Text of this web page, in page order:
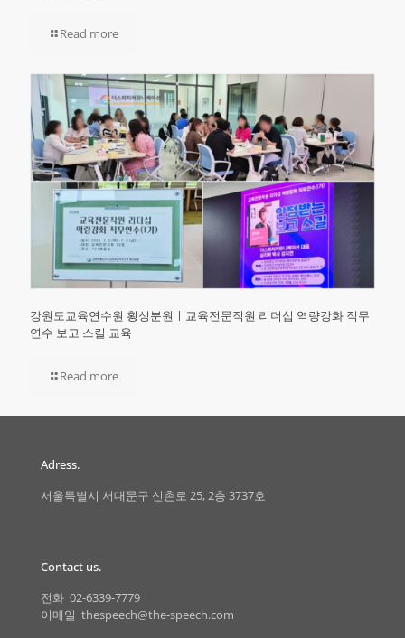
Read more
강원도교육연수원 횡성분원ㅣ교육전문직원 리더십 역량강화 직무
연수 보고 스킬 교육
Read more
Adress.
서울특별시 서대문구 신촌로 25, 2층 3737호
Contact us.
전화 02-6339-7779
이메일 thespeech@the-speech.com